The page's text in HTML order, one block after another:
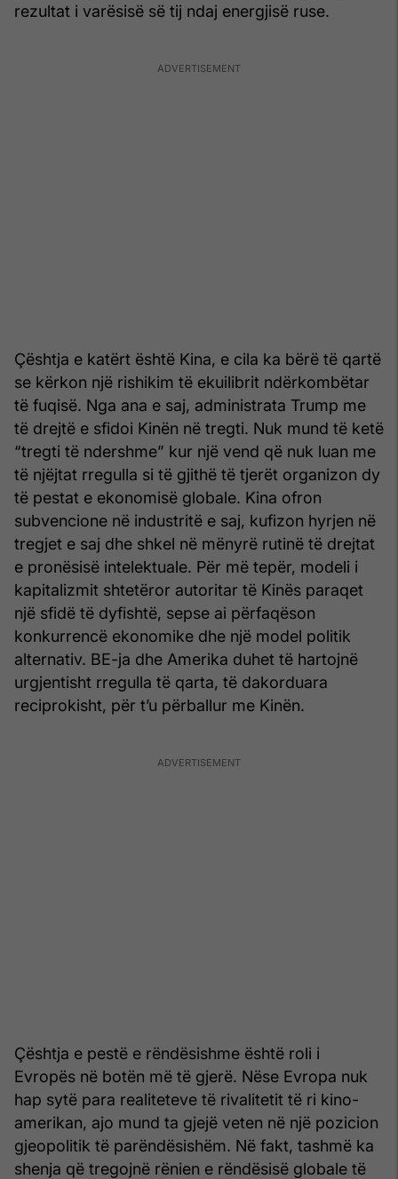
rezultat i varësisë së tij ndaj energjisë ruse.
Çështja e katërt është Kina, e cila ka bërë të qartë
se kërkon një rishikim të ekuilibrit ndërkombëtar
të fuqisë. Nga ana e saj, administrata Trump me
të drejtë e sfidoi Kinën në tregti. Nuk mund të ketë
“tregti të ndershme” kur një vend që nuk luan me
të njëjtat rregulla si të gjithë të tjerët organizon dy
të pestat e ekonomisë globale. Kina ofron
subvencione në industritë e saj, kufizon hyrjen në
tregjet e saj dhe shkel në mënyrë rutinë të drejtat
e pronësisë intelektuale. Për më tepër, modeli i
kapitalizmit shtetëror autoritar të Kinës paraqet
një sfidë të dyfishtë, sepse ai përfaqëson
konkurrencë ekonomike dhe një model politik
alternativ. BE-ja dhe Amerika duhet të hartojnë
urgjentisht rregulla të qarta, të dakorduara
reciprokisht, për t’u përballur me Kinën.
Çështja e pestë e rëndësishme është roli i
Evropës në botën më të gjerë. Nëse Evropa nuk
hap sytë para realiteteve të rivalitetit të ri kino-
amerikan, ajo mund ta gjejë veten në një pozicion
gjeopolitik të parëndësishëm. Në fakt, tashmë ka
shenja që tregojnë rënien e rëndësisë globale të